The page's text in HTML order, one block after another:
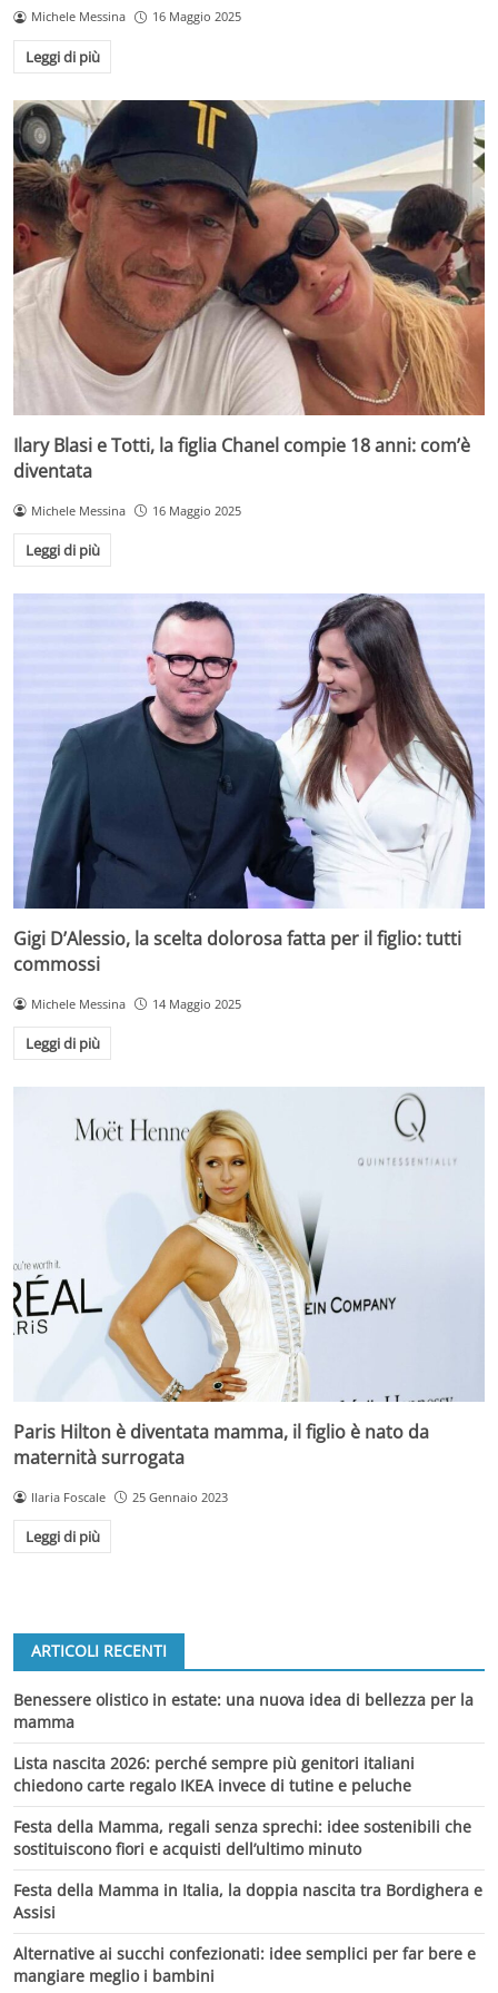
Michele Messina 16 Maggio 2025
Leggi di più
Ilary Blasi e Totti, la figlia Chanel compie 18 anni: com’è
diventata
Michele Messina 16 Maggio 2025
Leggi di più
Gigi D’Alessio, la scelta dolorosa fatta per il figlio: tutti
commossi
Michele Messina 14 Maggio 2025
Leggi di più
Paris Hilton è diventata mamma, il figlio è nato da
maternità surrogata
Ilaria Foscale 25 Gennaio 2023
Leggi di più
ARTICOLI RECENTI
Benessere olistico in estate: una nuova idea di bellezza per la
mamma
Lista nascita 2026: perché sempre più genitori italiani
chiedono carte regalo IKEA invece di tutine e peluche
Festa della Mamma, regali senza sprechi: idee sostenibili che
sostituiscono fiori e acquisti dell’ultimo minuto
Festa della Mamma in Italia, la doppia nascita tra Bordighera e
Assisi
Alternative ai succhi confezionati: idee semplici per far bere e
mangiare meglio i bambini